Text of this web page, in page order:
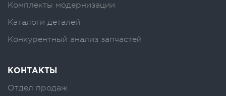
Комплекты модернизации
Каталоги деталей
Конкурентный анализ запчастей
КОНТАКТЫ
Отдел продаж